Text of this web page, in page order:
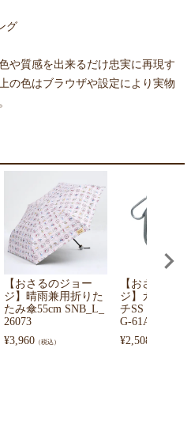
グ
や質感を出来るだけ忠実に再現す
の色はブラウザや設定により実物
【おさるのジョー
ジ】晴雨兼用折りた
たみ傘55cm SNB_L_
26073
¥3,960 （税込）
【おさるのジ
ジ】ガジェッ
チSS（おめか
G-61A
¥2,508